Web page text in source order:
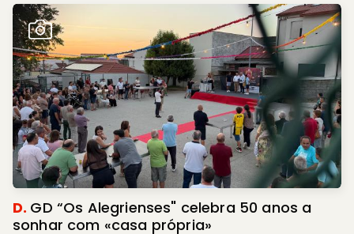
D. GD “Os Alegrienses" celebra 50 anos a
sonhar com «casa própria»